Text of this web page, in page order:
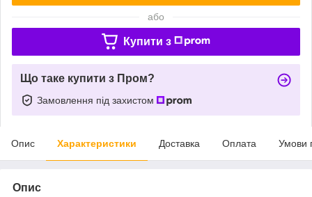
або
Купити з
Що таке купити з Пром?
Замовлення під захистом
Опис Характеристики Доставка Оплата Умови
Опис